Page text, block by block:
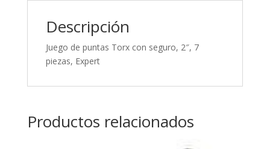
Descripción
Juego de puntas Torx con seguro, 2″, 7
piezas, Expert
Productos relacionados